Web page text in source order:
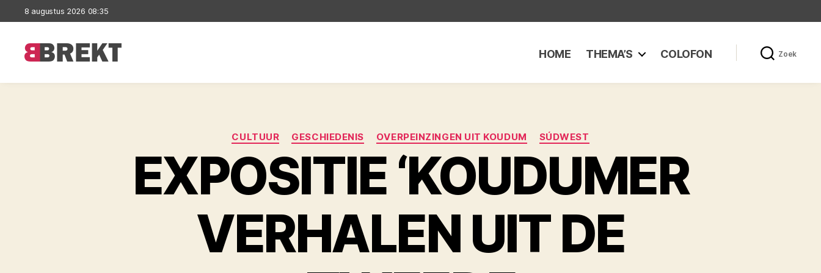
8 augustus 2026 08:35
HOME THEMA’S COLOFON Zoek
Categorieën
CULTUUR GESCHIEDENIS OVERPEINZINGEN UIT KOUDUM SÚDWEST
EXPOSITIE ‘KOUDUMER
VERHALEN UIT DE